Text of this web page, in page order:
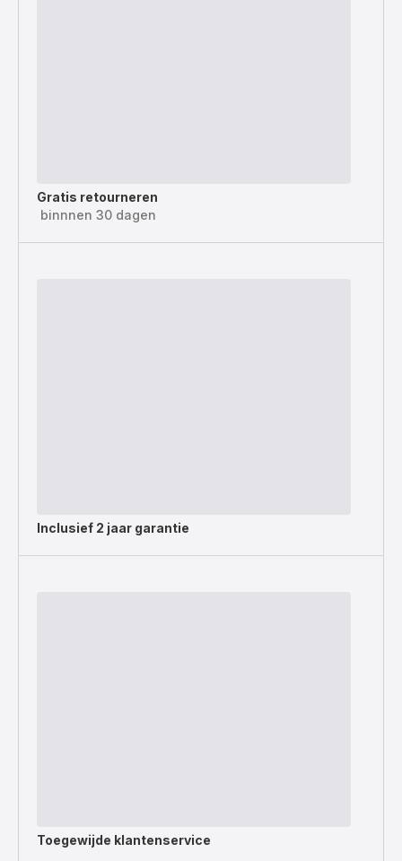
Gratis retourneren
binnnen 30 dagen
Inclusief 2 jaar garantie
Toegewijde klantenservice